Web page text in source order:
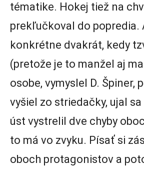
tématike. Hokej tiež na
prekľučkoval do popredia.
konkrétne dvakrát, kedy
(pretože je to manžel aj
osobe, vymyslel D. Špiner,
vyšiel zo striedačky, ujal
úst vystrelil dve chyby
to má vo zvyku. Písať si
oboch protagonistov a